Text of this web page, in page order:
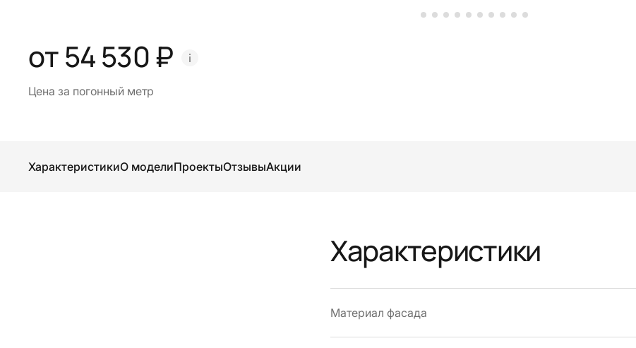
от 54 530 ₽
Цена за погонный метр
ХарактеристикиО моделиПроектыОтзывыАкции
Характеристики
Материал фасада